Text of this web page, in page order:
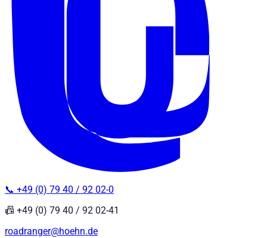
📞 +49 (0) 79 40 / 92 02-0
📠 +49 (0) 79 40 / 92 02-41
roadranger@hoehn.de